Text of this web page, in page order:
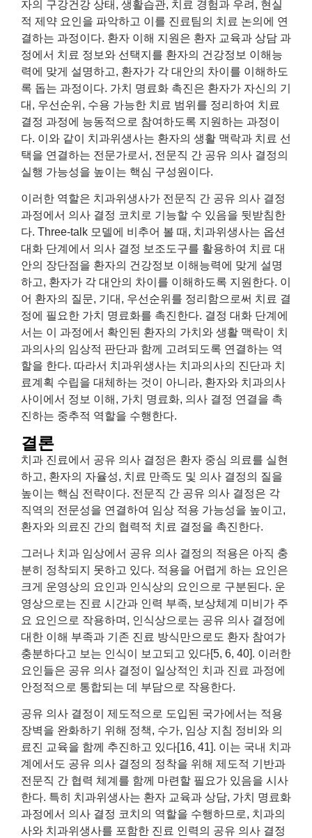
자의 구강건강 상태, 생활습관, 치료 경험과 우려, 현실
적 제약 요인을 파악하고 이를 진료팀의 치료 논의에 연
결하는 과정이다. 환자 이해 지원은 환자 교육과 상담 과
정에서 치료 정보와 선택지를 환자의 건강정보 이해능
력에 맞게 설명하고, 환자가 각 대안의 차이를 이해하도
록 돕는 과정이다. 가치 명료화 촉진은 환자가 자신의 기
대, 우선순위, 수용 가능한 치료 범위를 정리하여 치료
결정 과정에 능동적으로 참여하도록 지원하는 과정이
다. 이와 같이 치과위생사는 환자의 생활 맥락과 치료 선
택을 연결하는 전문가로서, 전문직 간 공유 의사 결정의
실행 가능성을 높이는 핵심 구성원이다.
이러한 역할은 치과위생사가 전문직 간 공유 의사 결정
과정에서 의사 결정 코치로 기능할 수 있음을 뒷받침한
다. Three-talk 모델에 비추어 볼 때, 치과위생사는 옵션
대화 단계에서 의사 결정 보조도구를 활용하여 치료 대
안의 장단점을 환자의 건강정보 이해능력에 맞게 설명
하고, 환자가 각 대안의 차이를 이해하도록 지원한다. 이
어 환자의 질문, 기대, 우선순위를 정리함으로써 치료 결
정에 필요한 가치 명료화를 촉진한다. 결정 대화 단계에
서는 이 과정에서 확인된 환자의 가치와 생활 맥락이 치
과의사의 임상적 판단과 함께 고려되도록 연결하는 역
할을 한다. 따라서 치과위생사는 치과의사의 진단과 치
료계획 수립을 대체하는 것이 아니라, 환자와 치과의사
사이에서 정보 이해, 가치 명료화, 의사 결정 연결을 촉
진하는 중추적 역할을 수행한다.
결론
치과 진료에서 공유 의사 결정은 환자 중심 의료를 실현
하고, 환자의 자율성, 치료 만족도 및 의사 결정의 질을
높이는 핵심 전략이다. 전문직 간 공유 의사 결정은 각
직역의 전문성을 연결하여 임상 적용 가능성을 높이고,
환자와 의료진 간의 협력적 치료 결정을 촉진한다.
그러나 치과 임상에서 공유 의사 결정의 적용은 아직 충
분히 정착되지 못하고 있다. 적용을 어렵게 하는 요인은
크게 운영상의 요인과 인식상의 요인으로 구분된다. 운
영상으로는 진료 시간과 인력 부족, 보상체계 미비가 주
요 요인으로 작용하며, 인식상으로는 공유 의사 결정에
대한 이해 부족과 기존 진료 방식만으로도 환자 참여가
충분하다고 보는 인식이 보고되고 있다[5, 6, 40]. 이러한
요인들은 공유 의사 결정이 일상적인 치과 진료 과정에
안정적으로 통합되는 데 부담으로 작용한다.
공유 의사 결정이 제도적으로 도입된 국가에서는 적용
장벽을 완화하기 위해 정책, 수가, 임상 지침 정비와 의
료진 교육을 함께 추진하고 있다[16, 41]. 이는 국내 치과
계에서도 공유 의사 결정의 정착을 위해 제도적 기반과
전문직 간 협력 체계를 함께 마련할 필요가 있음을 시사
한다. 특히 치과위생사는 환자 교육과 상담, 가치 명료화
과정에서 의사 결정 코치의 역할을 수행하므로, 치과의
사와 치과위생사를 포함한 진료 인력의 공유 의사 결정